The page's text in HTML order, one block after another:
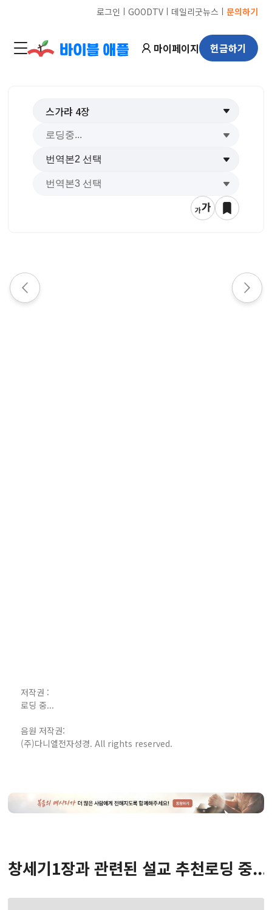
로그인 ㅣ GOODTVㅣ 데일리굿뉴스 ㅣ 문의하기
마이페이지 헌금하기
스가랴 4장
저작권 :
로딩 중...
음원 저작권:
(주)다니엘전자성경. All rights reserved.
창세기1장과 관련된 설교 추천로딩 중...